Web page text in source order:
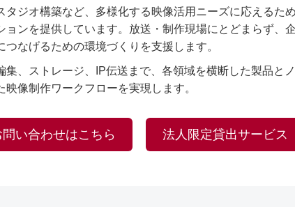
タジオ構築など、多様化する映像活用ニーズに応えるた
ョンを提供しています。放送・制作現場にとどまらず、
なげるための環境づくりを支援します。
集、ストレージ、IP伝送まで、各領域を横断した製品と
像制作ワークフローを実現します。
問い合わせはこちら 法人限定貸出サービス